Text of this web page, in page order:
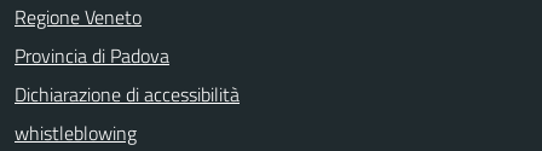
Regione Veneto
Provincia di Padova
Dichiarazione di accessibilità
whistleblowing